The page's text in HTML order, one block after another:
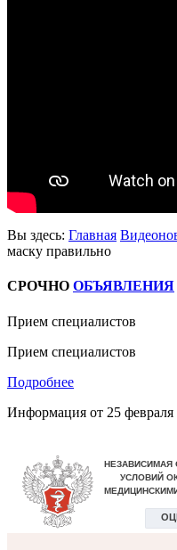
Вы здесь: Главная
маску правильно
СРОЧНО ОБЪЯВЛЕНИЯ
Прием специалистов
Прием специалистов
Подробнее
Информация от 25 февраля